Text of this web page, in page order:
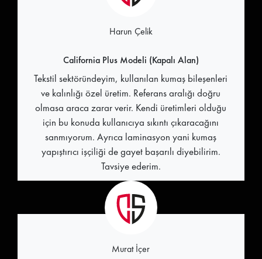
Harun Çelik
California Plus Modeli (Kapalı Alan)
Tekstil sektöründeyim, kullanılan kumaş bileşenleri
ve kalınlığı özel üretim. Referans aralığı doğru
olmasa araca zarar verir. Kendi üretimleri olduğu
için bu konuda kullanıcıya sıkıntı çıkaracağını
sanmıyorum. Ayrıca laminasyon yani kumaş
yapıştırıcı işçiliği de gayet başarılı diyebilirim.
Tavsiye ederim.
Murat İçer